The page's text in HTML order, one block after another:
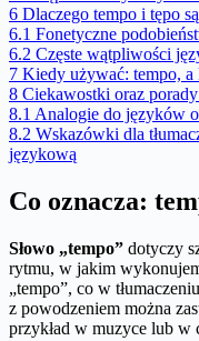
6 Dlaczego tempo i tępo
6.1 Fonetyczne
6.2 Częste wątpliwości
7 Kiedy używać: tempo, a
8 Ciekawostki oraz
8.1 Analogie do języków
8.2 Wskazówki dla
językową
Co oznacza:
Słowo „tempo” dotyczy
rytmu, w jakim
„tempo”, co w
z powodzeniem można
przykład w muzyce lub w